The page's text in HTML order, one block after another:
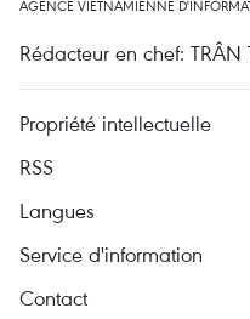
AGENCE VIETNAMIENNE
Rédacteur en chef: TRÂN
Propriété intellectuelle
RSS
Langues
Service d'information
Contact